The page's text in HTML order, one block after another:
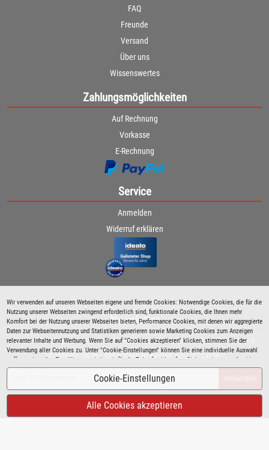
Wir verwenden auf unseren Webseiten eigene und fremde Cookies: Notwendige Cookies, die für die
Nutzung unserer Webseiten zwingend erforderlich sind, funktionale Cookies, die Ihnen mehr
Komfort bei der Nutzung unserer Webseiten bieten, Performance Cookies, mit denen wir aggregierte
Daten zur Webseitennutzung und Statistiken generieren sowie Marketing Cookies zum Anzeigen
relevanter Inhalte und Werbung. Wenn Sie auf "Cookies akzeptieren" klicken, stimmen Sie der
Verwendung aller Cookies zu. Unter "Cookie-Einstellungen" können Sie eine individuelle Auswahl
treffen und erteilte Einwilligungen jederzeit für die Zukunft widerrufen. Siehe auch unsere Cookie
Richtlinie.
Cookie-Einstellungen
Alle Cookies akzeptieren
FAQ
Freunde
Versand
Über uns
Wissenswertes
Zahlungsmöglichkeiten
Auf Rechnung
Vorkasse
E-Rechnung
Service
Anmelden
Widerruf erklären
Newsletter
Bleiben Sie immer über spezielle Aktionen sowie Produktneuheiten informiert und
abonnieren Sie den kostenlosen Newsletter von Lutz Langer!